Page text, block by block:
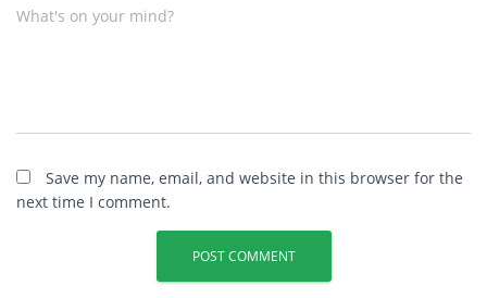
What's on your mind?
Save my name, email, and website in this browser for the
next time I comment.